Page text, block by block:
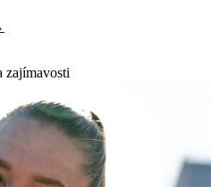
zajímavosti